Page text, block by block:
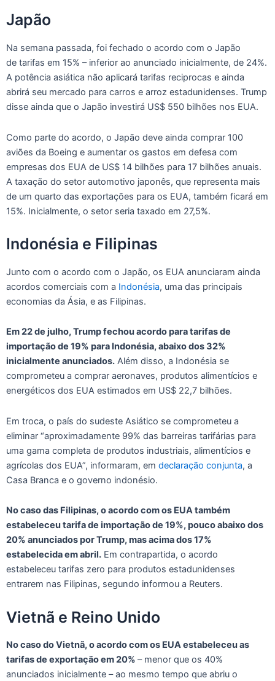
Japão
Na semana passada, foi fechado o acordo com o Japão
de tarifas em 15% – inferior ao anunciado inicialmente, de 24%.
A potência asiática não aplicará tarifas reciprocas e ainda
abrirá seu mercado para carros e arroz estadunidenses. Trump
disse ainda que o Japão investirá US$ 550 bilhões nos EUA.
Como parte do acordo, o Japão deve ainda comprar 100
aviões da Boeing e aumentar os gastos em defesa com
empresas dos EUA de US$ 14 bilhões para 17 bilhões anuais.
A taxação do setor automotivo japonês, que representa mais
de um quarto das exportações para os EUA, também ficará em
15%. Inicialmente, o setor seria taxado em 27,5%.
Indonésia e Filipinas
Junto com o acordo com o Japão, os EUA anunciaram ainda
acordos comerciais com a Indonésia, uma das principais
economias da Ásia, e as Filipinas.
Em 22 de julho, Trump fechou acordo para tarifas de
importação de 19% para Indonésia, abaixo dos 32%
inicialmente anunciados. Além disso, a Indonésia se
comprometeu a comprar aeronaves, produtos alimentícios e
energéticos dos EUA estimados em US$ 22,7 bilhões.
Em troca, o país do sudeste Asiático se comprometeu a
eliminar “aproximadamente 99% das barreiras tarifárias para
uma gama completa de produtos industriais, alimentícios e
agrícolas dos EUA”, informaram, em declaração conjunta, a
Casa Branca e o governo indonésio.
No caso das Filipinas, o acordo com os EUA também
estabeleceu tarifa de importação de 19%, pouco abaixo dos
20% anunciados por Trump, mas acima dos 17%
estabelecida em abril. Em contrapartida, o acordo
estabeleceu tarifas zero para produtos estadunidenses
entrarem nas Filipinas, segundo informou a Reuters.
Vietnã e Reino Unido
No caso do Vietnã, o acordo com os EUA estabeleceu as
tarifas de exportação em 20% – menor que os 40%
anunciados inicialmente – ao mesmo tempo que abriu o